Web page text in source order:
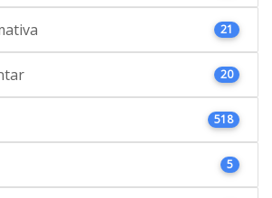
21
20
518
5